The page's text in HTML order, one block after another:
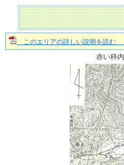
このエリアの詳しい説明を読む
赤い枠